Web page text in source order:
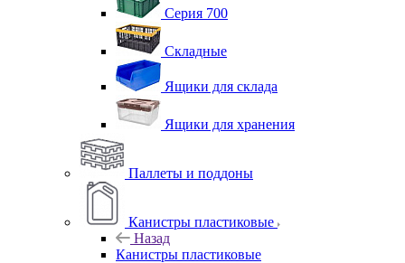
Серия 700
Складные
Ящики для склада
Ящики для хранения
Паллеты и поддоны
Канистры пластиковые
Назад
Канистры пластиковые